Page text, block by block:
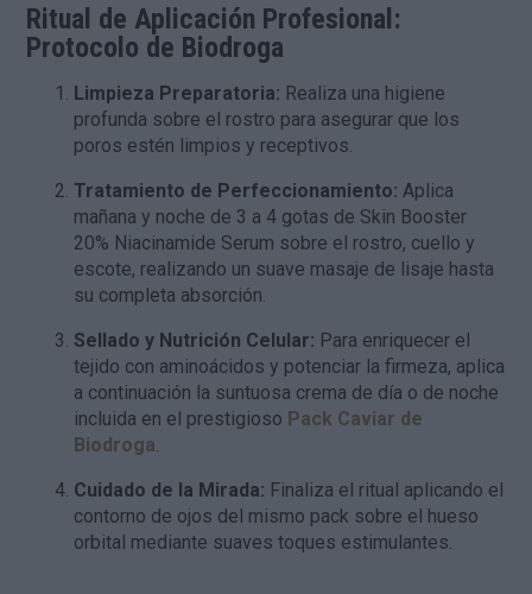
Ritual de Aplicación Profesional:
Protocolo de Biodroga
Limpieza Preparatoria: Realiza una higiene
profunda sobre el rostro para asegurar que los
poros estén limpios y receptivos.
Tratamiento de Perfeccionamiento: Aplica
mañana y noche de 3 a 4 gotas de Skin Booster
20% Niacinamide Serum sobre el rostro, cuello y
escote, realizando un suave masaje de lisaje hasta
su completa absorción.
Sellado y Nutrición Celular: Para enriquecer el
tejido con aminoácidos y potenciar la firmeza, aplica
a continuación la suntuosa crema de día o de noche
incluida en el prestigioso Pack Caviar de
Biodroga.
Cuidado de la Mirada: Finaliza el ritual aplicando el
contorno de ojos del mismo pack sobre el hueso
orbital mediante suaves toques estimulantes.